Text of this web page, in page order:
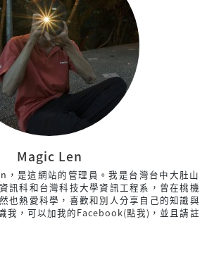
Magic Len
，是這網站的管理員。我是台灣台中大肚山
訊科和台灣科技大學資訊工程系，曾在桃機
也熱愛科學，喜歡和別人分享自己的知識與
我，可以加我的Facebook(點我) ，並且請註